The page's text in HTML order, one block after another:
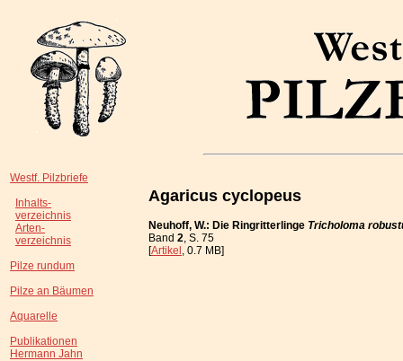
Westf. Pilzbriefe
Inhalts-
verzeichnis
Arten-
verzeichnis
Pilze rundum
Pilze an Bäumen
Aquarelle
Publikationen
Hermann Jahn
Agaricus cyclopeus
Neuhoff, W.: Die Ringritterlinge Tricholoma
Band 2, S. 75
[Artikel, 0.7 MB]